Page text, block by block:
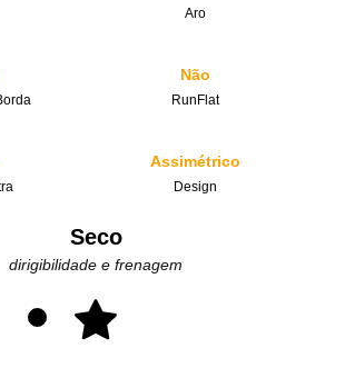
Aro
Não
RunFlat
Assimétrico
Design
Seco
dirigibilidade e frenagem